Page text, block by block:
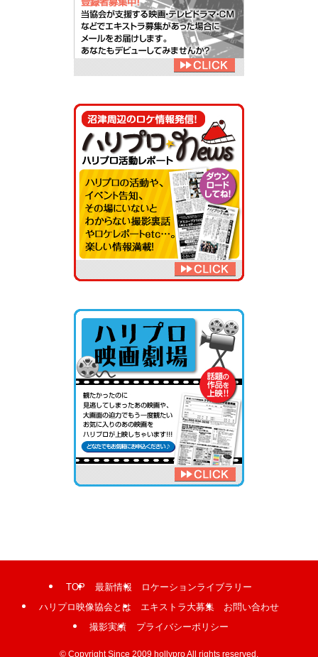
TOP 最新情報
ロケーションライブラリー
ハリプロ映像協会とは
エキストラ大募集
お問い合わせ
撮影実績
プライバシーポリシー
© Copyright Since 2009 hollypro All rights reserved.